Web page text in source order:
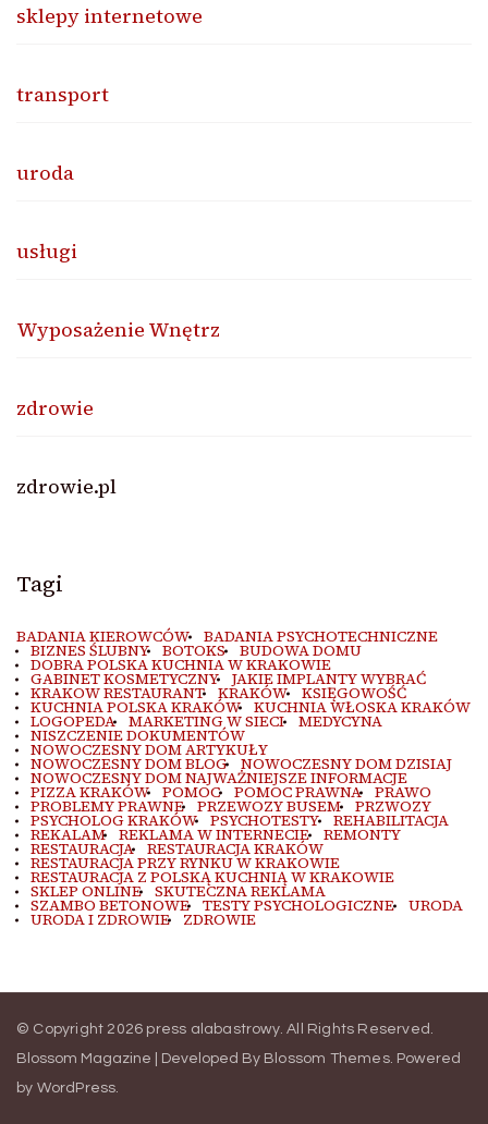
sklepy internetowe
transport
uroda
usługi
Wyposażenie Wnętrz
zdrowie
zdrowie.pl
Tagi
BADANIA KIEROWCÓW BADANIA PSYCHOTECHNICZNE
BIZNES ŚLUBNY BOTOKS BUDOWA DOMU
DOBRA POLSKA KUCHNIA W KRAKOWIE
GABINET KOSMETYCZNY JAKIE IMPLANTY WYBRAĆ
KRAKOW RESTAURANT KRAKÓW KSIĘGOWOŚĆ
KUCHNIA POLSKA KRAKÓW KUCHNIA WŁOSKA KRAKÓW
LOGOPEDA MARKETING W SIECI MEDYCYNA
NISZCZENIE DOKUMENTÓW
NOWOCZESNY DOM ARTYKUŁY
NOWOCZESNY DOM BLOG NOWOCZESNY DOM DZISIAJ
NOWOCZESNY DOM NAJWAŻNIEJSZE INFORMACJE
PIZZA KRAKÓW POMOC POMOC PRAWNA PRAWO
PROBLEMY PRAWNE PRZEWOZY BUSEM PRZWOZY
PSYCHOLOG KRAKÓW PSYCHOTESTY REHABILITACJA
REKALAM REKLAMA W INTERNECIE REMONTY
RESTAURACJA RESTAURACJA KRAKÓW
RESTAURACJA PRZY RYNKU W KRAKOWIE
RESTAURACJA Z POLSKĄ KUCHNIĄ W KRAKOWIE
SKLEP ONLINE SKUTECZNA REKLAMA
SZAMBO BETONOWE TESTY PSYCHOLOGICZNE URODA
URODA I ZDROWIE ZDROWIE
© Copyright 2026 press alabastrowy. All Rights Reserved.
Blossom Magazine | Developed By Blossom Themes. Powered
by WordPress.